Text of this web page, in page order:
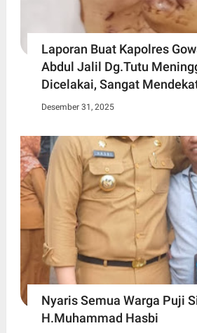
Laporan Buat Kapolres
Abdul Jalil Dg.Tutu
Dicelakai, Sangat
Desember 31, 2025
Nyaris Semua Warga Puji
H.Muhammad Hasbi